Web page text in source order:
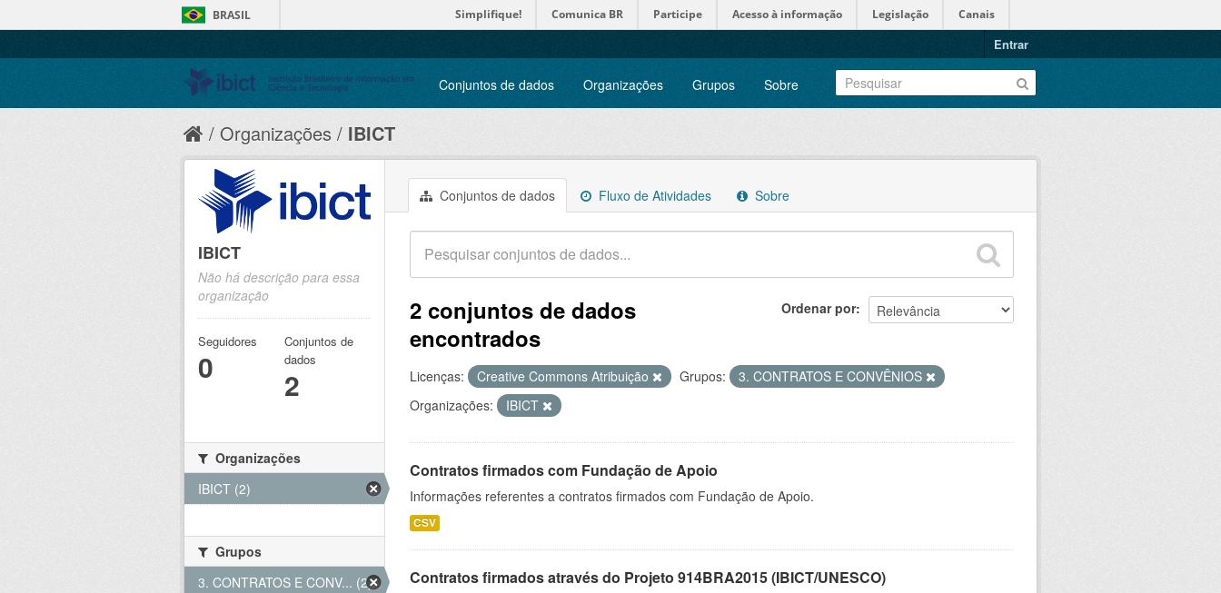
BRASIL Simplifique! Comunica BR Participe Acesso à informação Legislação Canais
Entrar
Conjuntos de dados Organizações Grupos Sobre
Organizações IBICT
Conjuntos de dados Fluxo de Atividades Sobre
Ordenar por
2 conjuntos de dados
encontrados
Licenças: Creative Commons Atribuição Grupos:
3. CONTRATOS E CONVÊNIOS
Organizações:
IBICT
Contratos firmados com Fundação de Apoio
Informações referentes a contratos firmados com Fundação de Apoio.
CSV
Contratos firmados através do Projeto 914BRA2015 (IBICT/UNESCO)
IBICT
Não há descrição para essa
organização
Seguidores
0
Conjuntos de
dados
2
Organizações
IBICT (2)
Grupos
3. CONTRATOS E CONV... (2)